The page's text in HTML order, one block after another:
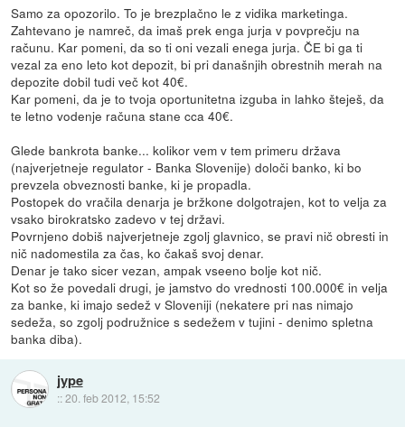
Samo za opozorilo. To je brezplačno le z vidika marketinga.
Zahtevano je namreč, da imaš prek enga jurja v povprečju na
računu. Kar pomeni, da so ti oni vezali enega jurja. ČE bi ga ti
vezal za eno leto kot depozit, bi pri današnjih obrestnih merah na
depozite dobil tudi več kot 40€.
Kar pomeni, da je to tvoja oportunitetna izguba in lahko šteješ, da
te letno vodenje računa stane cca 40€.
Glede bankrota banke... kolikor vem v tem primeru država
(najverjetneje regulator - Banka Slovenije) določi banko, ki bo
prevzela obveznosti banke, ki je propadla.
Postopek do vračila denarja je bržkone dolgotrajen, kot to velja za
vsako birokratsko zadevo v tej državi.
Povrnjeno dobiš najverjetneje zgolj glavnico, se pravi nič obresti in
nič nadomestila za čas, ko čakaš svoj denar.
Denar je tako sicer vezan, ampak vseeno bolje kot nič.
Kot so že povedali drugi, je jamstvo do vrednosti 100.000€ in velja
za banke, ki imajo sedež v Sloveniji (nekatere pri nas nimajo
sedeža, so zgolj podružnice s sedežem v tujini - denimo spletna
banka diba).
jype
::20. feb 2012, 15:52